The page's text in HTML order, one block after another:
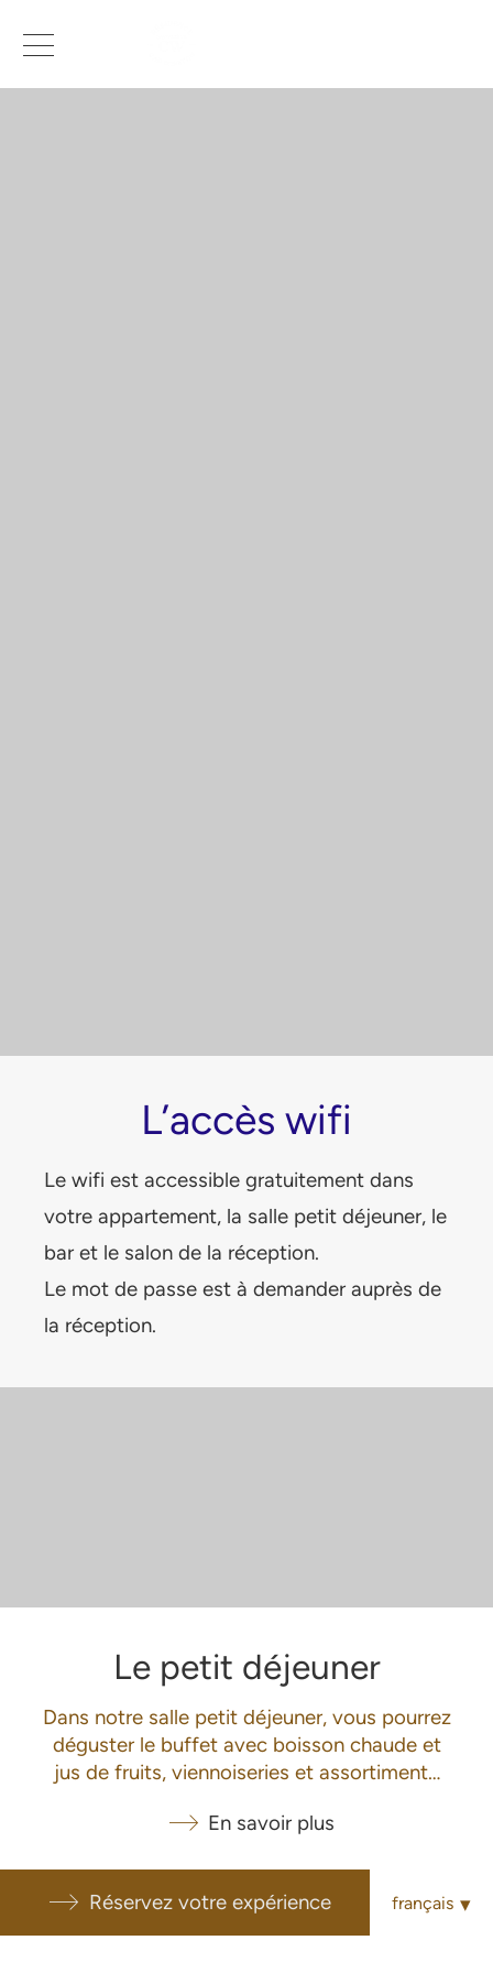
L’accès wifi
Le wifi est accessible gratuitement dans
votre appartement, la salle petit déjeuner, le
bar et le salon de la réception.
Le mot de passe est à demander auprès de
la réception.
Le petit déjeuner
Dans notre salle petit déjeuner, vous pourrez
déguster le buffet avec boisson chaude et
jus de fruits, viennoiseries et assortiment…
En savoir plus
Réservez votre expérience